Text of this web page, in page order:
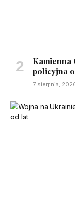
Kamienna
policyjna
7 sierpnia,